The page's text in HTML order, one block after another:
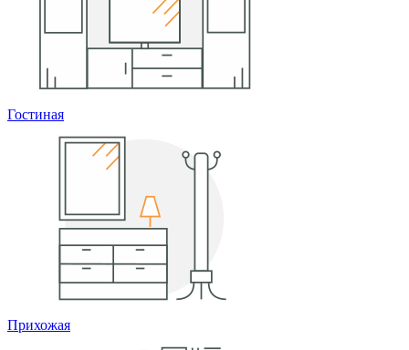
Гостиная
Прихожая